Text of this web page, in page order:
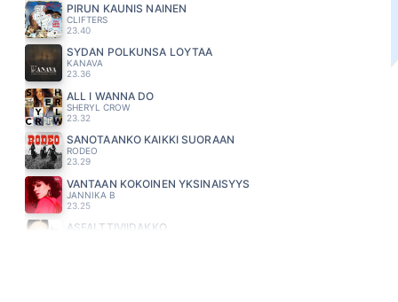
PIRUN KAUNIS NAINEN
CLIFTERS
23.40
SYDÄN POLKUNSA LÖYTÄÄ
KANAVA
23.36
ALL I WANNA DO
SHERYL CROW
23.32
SANOTAANKO KAIKKI SUORAAN
RODEO
23.29
VANTAAN KOKOINEN YKSINÄISYYS
JANNIKA B
23.25
ASFALTTIVIIDAKKO